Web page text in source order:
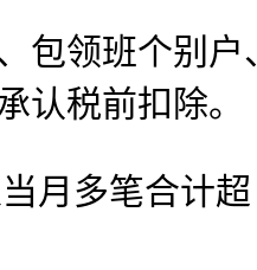
领班个别户
认税前扣除。
多笔合计超